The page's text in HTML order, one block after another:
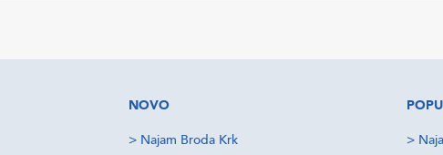
NOVO
> Najam Broda Krk
>